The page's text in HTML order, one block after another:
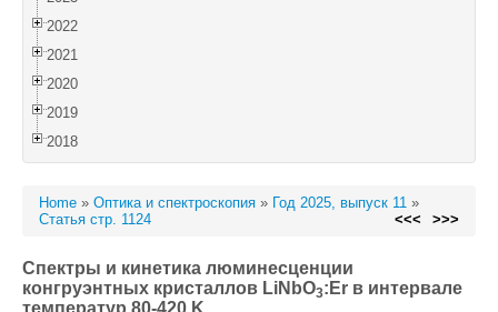
2022
2021
2020
2019
2018
Home » Оптика и спектроскопия » Год 2025, выпуск 11 »
Статья стр. 1124
<<< >>>
Спектры и кинетика люминесценции
конгруэнтных кристаллов LiNbO3:Er в интервале
температур 80-420 K